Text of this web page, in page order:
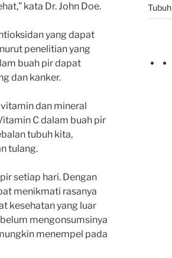
kata Dr. John Doe.
yang dapat
penelitian yang
buah pir dapat
dan kanker.
dan mineral
C dalam buah pir
tubuh kita,
tulang.
setiap hari. Dengan
menikmati rasanya
kesehatan yang luar
mengonsumsinya
menempel pada
Tubuh